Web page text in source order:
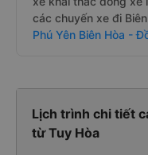
các chuyến xe đi
Phú Yên Biên Hòa -
Lịch trình chi tiết
từ Tuy Hòa